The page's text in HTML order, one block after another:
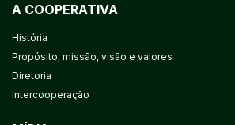
A COOPERATIVA
História
Propósito, missão, visão e valores
Diretoria
Intercooperação